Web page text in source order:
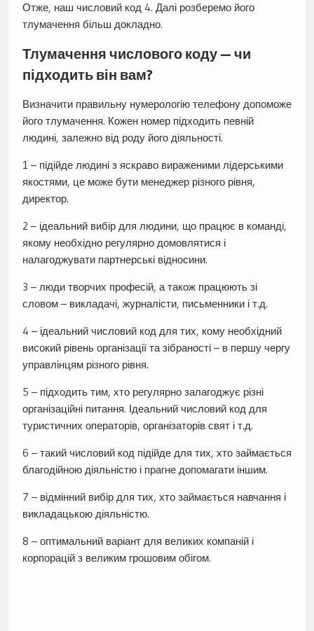
Отже, наш числовий код 4. Далі розберемо його
тлумачення більш докладно.
Тлумачення числового коду — чи
підходить він вам?
Визначити правильну нумерологію телефону допоможе
його тлумачення. Кожен номер підходить певній
людині, залежно від роду його діяльності.
1 – підійде людині з яскраво вираженими лідерськими
якостями, це може бути менеджер різного рівня,
директор.
2 – ідеальний вибір для людини, що працює в команді,
якому необхідно регулярно домовлятися і
налагоджувати партнерські відносини.
3 – люди творчих професій, а також працюють зі
словом – викладачі, журналісти, письменники і т.д.
4 – ідеальний числовий код для тих, кому необхідний
високий рівень організації та зібраності – в першу чергу
управлінцям різного рівня.
5 – підходить тим, хто регулярно залагоджує різні
організаційні питання. Ідеальний числовий код для
туристичних операторів, організаторів свят і т.д.
6 – такий числовий код підійде для тих, хто займається
благодійною діяльністю і прагне допомагати іншим.
7 – відмінний вибір для тих, хто займається навчання і
викладацькою діяльністю.
8 – оптимальний варіант для великих компаній і
корпорацій з великим грошовим обігом.